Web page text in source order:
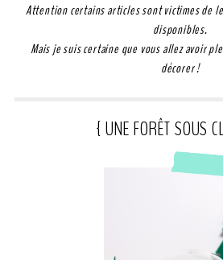
Attention certains articles sont victimes de
disponibles.
Mais je suis certaine que vous allez avoir
décorer !
{ UNE FORÊT SOUS